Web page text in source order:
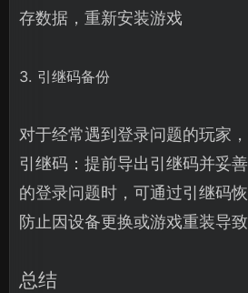
存数据，重新安装游戏
3. 引继码备份
对于经常遇到登录问题的玩家
引继码：提前导出引继码并妥
的登录问题时，可通过引继码
防止因设备更换或游戏重装导
总结